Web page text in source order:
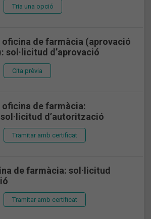
Tria una opció
oficina de farmàcia (aprovació
sol·licitud d’aprovació
Cita prèvia
de farmàcia:
d’autorització
Tramitar amb certificat
de farmàcia: sol·licitud
Tramitar amb certificat